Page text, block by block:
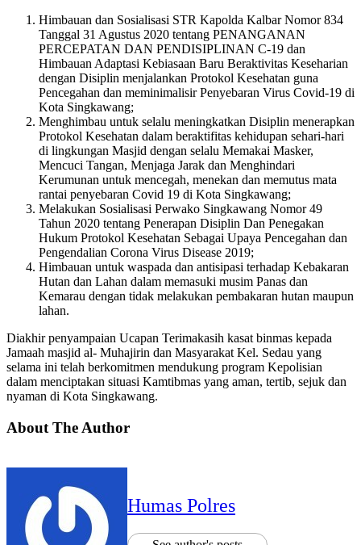
Himbauan dan Sosialisasi STR Kapolda Kalbar Nomor 834
Tanggal 31 Agustus 2020 tentang PENANGANAN
PERCEPATAN DAN PENDISIPLINAN C-19 dan
Himbauan Adaptasi Kebiasaan Baru Beraktivitas Keseharian
dengan Disiplin menjalankan Protokol Kesehatan guna
Pencegahan dan meminimalisir Penyebaran Virus Covid-19 di
Kota Singkawang;
Menghimbau untuk selalu meningkatkan Disiplin menerapkan
Protokol Kesehatan dalam beraktifitas kehidupan sehari-hari
di lingkungan Masjid dengan selalu Memakai Masker,
Mencuci Tangan, Menjaga Jarak dan Menghindari
Kerumunan untuk mencegah, menekan dan memutus mata
rantai penyebaran Covid 19 di Kota Singkawang;
Melakukan Sosialisasi Perwako Singkawang Nomor 49
Tahun 2020 tentang Penerapan Disiplin Dan Penegakan
Hukum Protokol Kesehatan Sebagai Upaya Pencegahan dan
Pengendalian Corona Virus Disease 2019;
Himbauan untuk waspada dan antisipasi terhadap Kebakaran
Hutan dan Lahan dalam memasuki musim Panas dan
Kemarau dengan tidak melakukan pembakaran hutan maupun
lahan.
Diakhir penyampaian Ucapan Terimakasih kasat binmas kepada
Jamaah masjid al- Muhajirin dan Masyarakat Kel. Sedau yang
selama ini telah berkomitmen mendukung program Kepolisian
dalam menciptakan situasi Kamtibmas yang aman, tertib, sejuk dan
nyaman di Kota Singkawang.
About The Author
Humas Polres